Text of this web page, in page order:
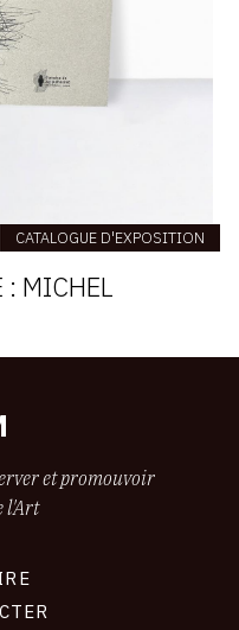
CATALOGUE D'EXPOSITION
: MICHEL
et promouvoir
l'Art